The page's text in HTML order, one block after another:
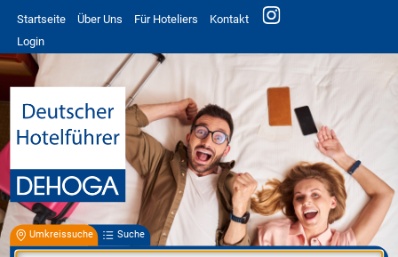
Startseite Über Uns Für Hoteliers
Kontakt
Login
Umkreissuche Suche